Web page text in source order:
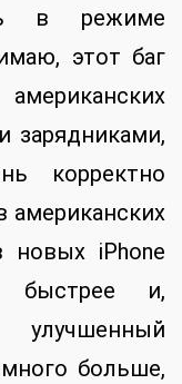
в режиме
этот баг
зарядниками,
корректно
американских
новых iPhone
быстрее и,
больше,